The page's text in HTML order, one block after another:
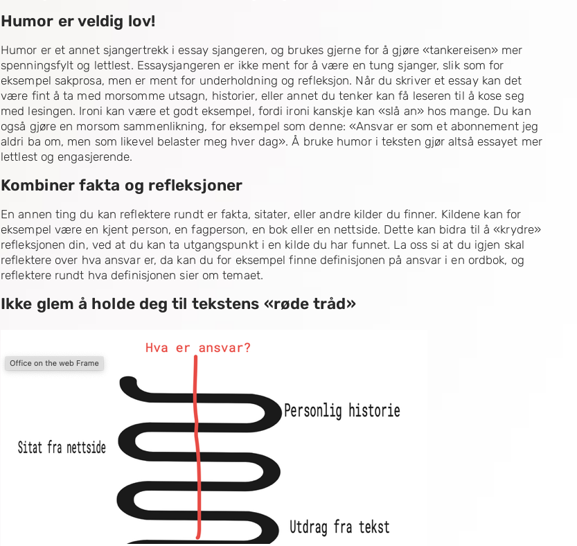
Humor er veldig lov!
Humor er et annet sjangertrekk i essay sjangeren, og brukes gjerne for å gjøre «tankereisen» mer
spenningsfylt og lettlest. Essaysjangeren er ikke ment for å være en tung sjanger, slik som for
eksempel sakprosa, men er ment for underholdning og refleksjon. Når du skriver et essay kan det
være fint å ta med morsomme utsagn, historier, eller annet du tenker kan få leseren til å kose seg
med lesingen. Ironi kan være et godt eksempel, fordi ironi kanskje kan «slå an» hos mange. Du kan
også gjøre en morsom sammenlikning, for eksempel som denne: «Ansvar er som et abonnement jeg
aldri ba om, men som likevel belaster meg hver dag». Å bruke humor i teksten gjør altså essayet mer
lettlest og engasjerende.
Kombiner fakta og refleksjoner
En annen ting du kan reflektere rundt er fakta, sitater, eller andre kilder du finner. Kildene kan for
eksempel være en kjent person, en fagperson, en bok eller en nettside. Dette kan bidra til å «krydre»
refleksjonen din, ved at du kan ta utgangspunkt i en kilde du har funnet. La oss si at du igjen skal
reflektere over hva ansvar er, da kan du for eksempel finne definisjonen på ansvar i en ordbok, og
reflektere rundt hva definisjonen sier om temaet.
Ikke glem å holde deg til tekstens «røde tråd»